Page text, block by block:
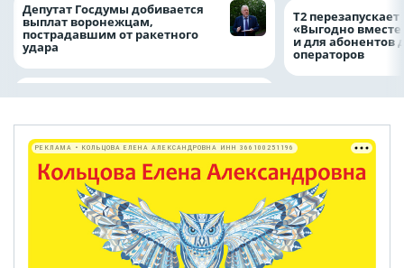
Депутат Госдумы добивается
выплат воронежцам,
пострадавшим от ракетного
удара
Т2
«Выгодно
и для абонентов
операторов
РЕКЛАМА • КОЛЬЦОВА ЕЛЕНА АЛЕКСАНДРОВНА ИНН 366100251196